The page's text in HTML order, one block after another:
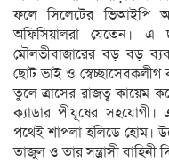
ফলে সিলেটের ভিআইপি
অফিসিয়ালরা যেতেন। এ
মৌলভীবাজারের বড় বড়
ছোট ভাই ও স্বেচ্ছাসেবকলীগ
তুলে ত্রাসের রাজত্ব কায়েম
ক্যাডার পীযূষের সহযোগী।
পথেই শাপলা হলিডে হোম।
তাজুল ও তার সন্ত্রাসী